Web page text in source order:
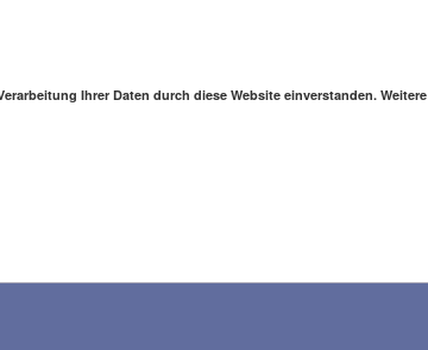
Ihrer Daten durch diese Website einverstanden. Weitere